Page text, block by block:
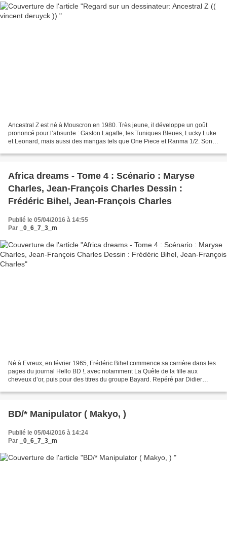
Ancestral Z est né à Mouscron en 1980. Très jeune, il développe un goût
prononcé pour l’absurde : Gaston Lagaffe, les Tuniques Bleues, Lucky Luke
et Leonard, mais aussi des mangas tels que One Piece et Ranma 1/2. Son
Africa dreams - Tome 4 : Scénario : Maryse
Charles, Jean-François Charles Dessin :
Frédéric Bihel, Jean-François Charles
Publié le 05/04/2016 à 14:55
Par
_0_6_7_3_m
Né à Evreux, en février 1965, Frédéric Bihel commence sa carrière dans les
pages du journal Hello BD !, avec notamment La Quête de la fille aux
cheveux d’or, puis pour des titres du groupe Bayard. Repéré par Didier
BD/* Manipulator ( Makyo, )
Publié le 05/04/2016 à 14:24
Par
_0_6_7_3_m